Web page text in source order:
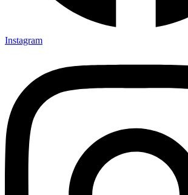
Instagram